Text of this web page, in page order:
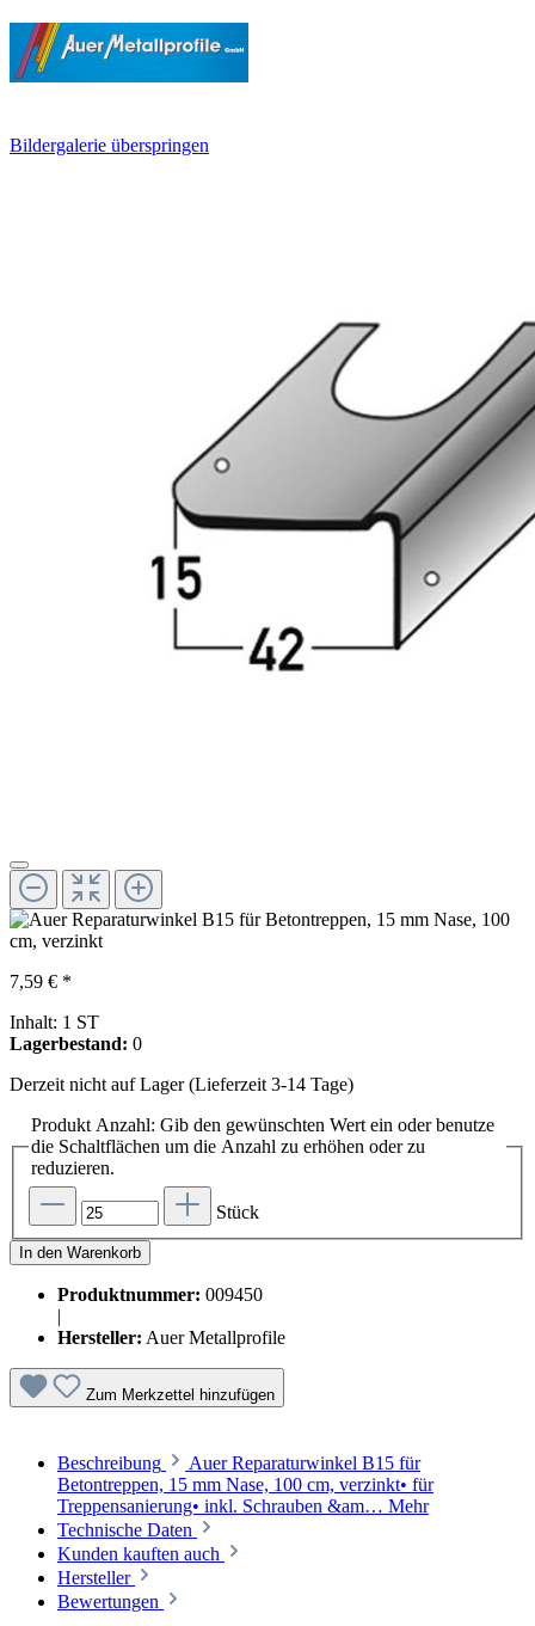
Bildergalerie überspringen
7,59 € *
Inhalt: 1 ST
Lagerbestand: 0
Derzeit nicht auf Lager (Lieferzeit 3-14 Tage)
Produkt Anzahl: Gib den gewünschten Wert ein oder benutze
die Schaltflächen um die Anzahl zu erhöhen oder zu
reduzieren.
Stück
In den Warenkorb
Produktnummer: 009450
|
Hersteller: Auer Metallprofile
Zum Merkzettel hinzufügen
Beschreibung
Auer Reparaturwinkel B15 für
Betontreppen, 15 mm Nase, 100 cm, verzinkt• für
Treppensanierung• inkl. Schrauben &am… Mehr
Technische Daten
Kunden kauften auch
Hersteller
Bewertungen